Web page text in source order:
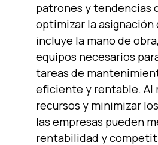
patrones y tendencias
optimizar la asignación
incluye la mano de
equipos necesarios
tareas de
eficiente y rentable. Al
recursos y minimizar
las empresas pueden
rentabilidad y